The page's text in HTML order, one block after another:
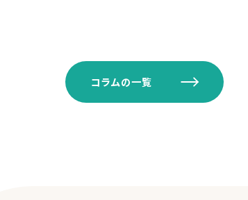
コラムの一覧